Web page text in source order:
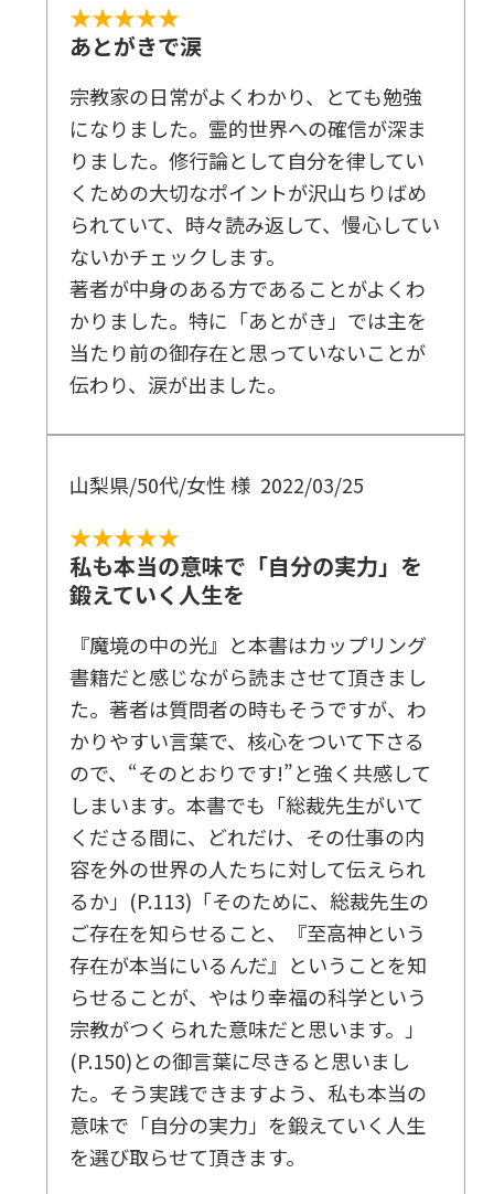
★★★★★
あとがきで涙
宗教家の日常がよくわかり、とても勉強
になりました。霊的世界への確信が深ま
りました。修行論として自分を律してい
くための大切なポイントが沢山ちりばめ
られていて、時々読み返して、慢心してい
ないかチェックします。
著者が中身のある方であることがよくわ
かりました。特に「あとがき」では主を
当たり前の御存在と思っていないことが
伝わり、涙が出ました。
山梨県/50代/女性 様 2022/03/25
★★★★★
私も本当の意味で「自分の実力」を
鍛えていく人生を
『魔境の中の光』と本書はカップリング
書籍だと感じながら読まさせて頂きまし
た。著者は質問者の時もそうですが、わ
かりやすい言葉で、核心をついて下さる
ので、“そのとおりです!”と強く共感して
しまいます。本書でも「総裁先生がいて
くださる間に、どれだけ、その仕事の内
容を外の世界の人たちに対して伝えられ
るか」(P.113)「そのために、総裁先生の
ご存在を知らせること、『至高神という
存在が本当にいるんだ』ということを知
らせることが、やはり幸福の科学という
宗教がつくられた意味だと思います。」
(P.150)との御言葉に尽きると思いまし
た。そう実践できますよう、私も本当の
意味で「自分の実力」を鍛えていく人生
を選び取らせて頂きます。